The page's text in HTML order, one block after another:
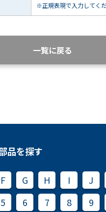
※正規表現で入力して
一覧に戻る
品を探す
F G H I J
5 6 7 8 9